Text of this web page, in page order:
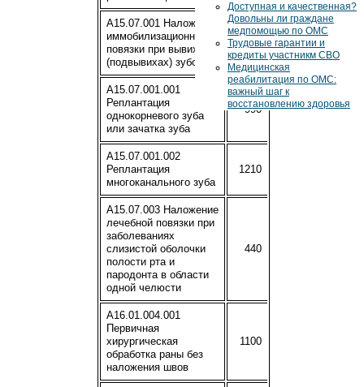
A15.07.001 Наложение
иммобилизационной
повязки при вывихах
(подвывихах) зубов
440
A15.07.001.001
Реплантация
однокорневого зуба
или зачатка зуба
990
A15.07.001.002
Реплантация
многоканального зуба
1210
A15.07.003 Наложение
лечебной повязки при
заболеваниях
слизистой оболочки
полости рта и
пародонта в области
одной челюсти
440
A16.01.004.001
Первичная
хирургическая
обработка раны без
наложения швов
1100
Доступная и качественная?
Довольны ли граждане
медпомощью по ОМС
Трудовые гарантии и
кредиты участникм СВО
Медицинская
реабилитация по ОМС:
важный шаг к
восстановлению здоровья